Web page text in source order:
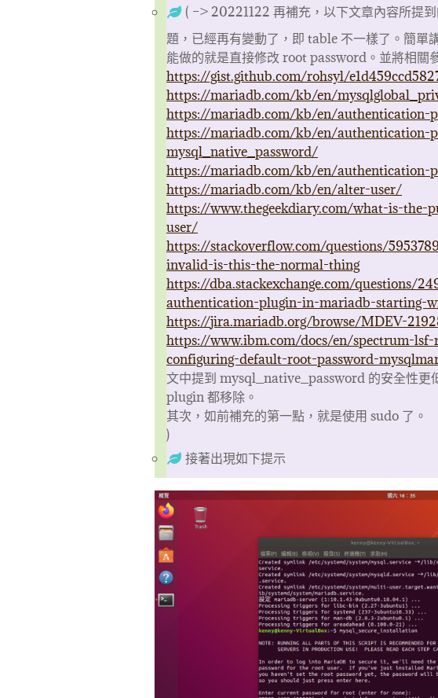
( –> 20221122 再補充，以下文章內容所提
題，已經再有變動了，即 table 不一樣了。簡單
能做的就是直接修改 root password。並將相關
https://gist.github.com/rohsyl/
https://mariadb.com/kb/en/
https://mariadb.com/kb/en/authentication-
https://mariadb.com/kb/en/authentication-
mysql_native_password/
https://mariadb.com/kb/en/authentication-
https://mariadb.com/kb/en/alter-user/
https://www.thegeekdiary.com/what-is-the-
user/
https://stackoverflow.com/questions/
invalid-is-this-the-normal-thing
https://dba.stackexchange.com/questions/
authentication-plugin-in-mariadb-starting-
https://jira.mariadb.org/browse/MDEV-
https://www.ibm.com/docs/en/spectrum-
configuring-default-root-password-
文中提到 mysql_native_password 的安全性更
plugin 都移除。
其次，如前補充的第一點，就是使用 sudo 了。
)
接著出現如下提示